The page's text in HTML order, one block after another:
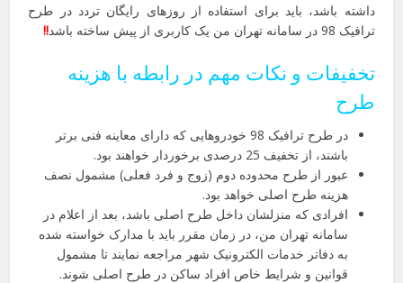
داشته باشد، باید برای استفاده از روزهای رایگان تردد در طرح
ترافیک 98 در سامانه تهران من یک کاربری از پیش ساخته باشد
!!
تخفیفات و نکات مهم در رابطه با هزینه
طرح
در طرح ترافیک 98 خودروهایی که دارای معاینه فنی برتر
باشند، از تخفیف 25 درصدی برخوردار خواهند بود.
عبور از طرح محدوده دوم (زوج و فرد فعلی) مشمول نصف
هزینه طرح اصلی خواهد بود.
افرادی که منزلشان داخل طرح اصلی باشد، بعد از اعلام در
سامانه تهران من، در زمان مقرر باید با مدارک خواسته شده
به دفاتر خدمات الکترونیک شهر مراجعه نمایند تا مشمول
قوانین و شرایط خاص افراد ساکن در طرح اصلی شوند.